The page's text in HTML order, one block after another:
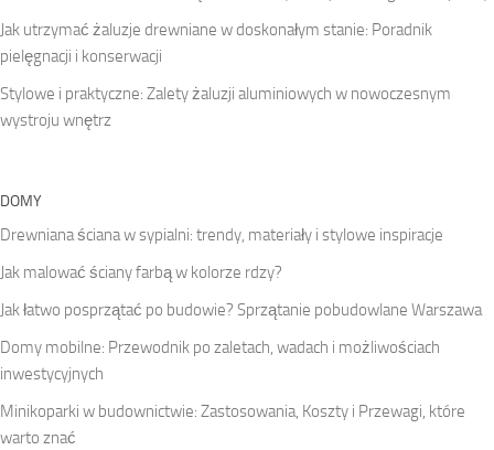
Jak utrzymać żaluzje drewniane w doskonałym stanie: Poradnik
pielęgnacji i konserwacji
Stylowe i praktyczne: Zalety żaluzji aluminiowych w nowoczesnym
wystroju wnętrz
DOMY
Drewniana ściana w sypialni: trendy, materiały i stylowe inspiracje
Jak malować ściany farbą w kolorze rdzy?
Jak łatwo posprzątać po budowie? Sprzątanie pobudowlane Warszawa
Domy mobilne: Przewodnik po zaletach, wadach i możliwościach
inwestycyjnych
Minikoparki w budownictwie: Zastosowania, Koszty i Przewagi, które
warto znać